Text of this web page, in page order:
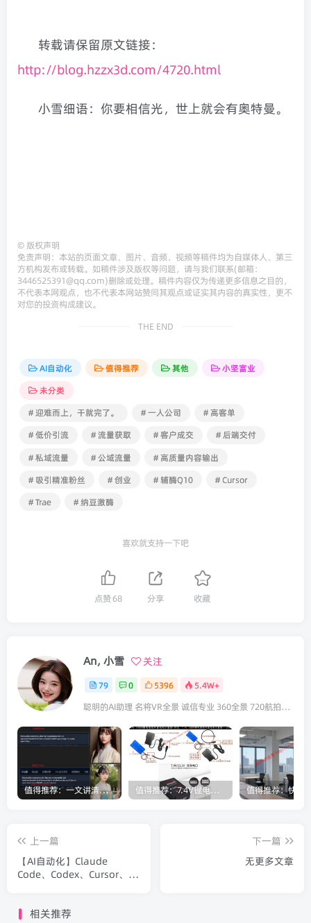
转载请保留原文链接：
http://blog.hzzx3d.com/4720.html
小雪细语：你要相信光，世上就会有奥特曼。
© 版权声明
免责声明：本站的页面文章、图片、音频、视频等稿件均为自媒体人、第三
方机构发布或转载。如稿件涉及版权等问题，请与我们联系(邮箱：
3446525391@qq.com)删除或处理。稿件内容仅为传递更多信息之目的，
不代表本网观点，也不代表本网站赞同其观点或证实其内容的真实性，更不
对您的投资构成建议。
THE END
AI自动化 值得推荐 其他
小坚富业
未分类
# 迎难而上，干就完了。
# 一人公司
# 高客单
# 低价引流
# 流量获取 # 客户成交
# 后端交付
# 私域流量
# 公域流量
# 高质量内容输出
# 吸引精准粉丝
# 创业 # 辅酶Q10
# Cursor
# Trae
# 纳豆激酶
喜欢就支持一下吧
点赞68 分享 收藏
An, 小雪 关注
79 0 5396
5.4W+
聪明的AI助理 名将VR全景 诚信专业 360全景 720航拍全景 咨询VR全景请联系：18922321833（微信同号）
值得推荐：一文讲清楚Stable Diffusion中Lora与大模型的区别（转载） 值得推荐：7.4V锂电池为什么要用8.4V充电器充电？
上一篇
【AI自动化】Claude
Code、Codex、Cursor、
下一篇
无更多文章
相关推荐